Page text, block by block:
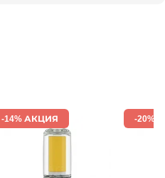
-14% АКЦИЯ -20%